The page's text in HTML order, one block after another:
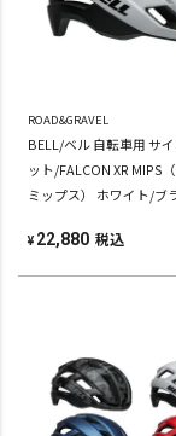
ROAD&GRAVEL
BELL/ベル 自転車用 サ
ット/FALCON XR MIPS
ミップス） ホワイト/ブ
¥ 22,880 税込